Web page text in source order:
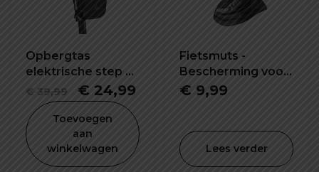
Opbergtas
elektrische step 5L
waterdicht en
schokbestendig
€39,99
Oorspronkelijke
was:
€ 39,99.
€ 24,99 Huidige
is:
€ 24,99.
Toevoegen
aan
winkelwagen
Fietsmuts -
Bescherming voor
het hele gezicht!
€ 9,99
Lees verder